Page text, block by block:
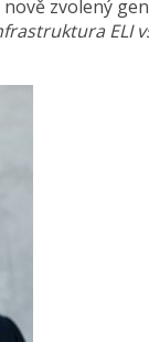
zvolený
ELI